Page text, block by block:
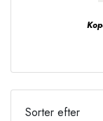
Sorter efter